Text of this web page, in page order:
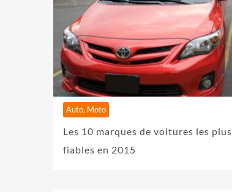
Auto, Moto
Les 10 marques de voitures les plus
fiables en 2015